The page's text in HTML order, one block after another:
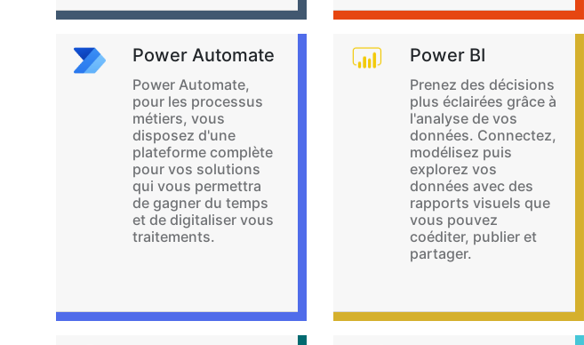
Power Automate
Power Automate,
pour les processus
métiers, vous
disposez d'une
plateforme complète
pour vos solutions
qui vous permettra
de gagner du temps
et de digitaliser vous
traitements.
Power BI
Prenez des décisions
plus éclairées grâce à
l'analyse de vos
données. Connectez,
modélisez puis
explorez vos
données avec des
rapports visuels que
vous pouvez
coéditer, publier et
partager.